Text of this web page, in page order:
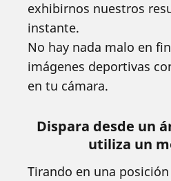
exhibirnos nuestros
instante.
No hay nada malo en
imágenes deportivas
en tu cámara.
Dispara desde un
utiliza un
Tirando en una